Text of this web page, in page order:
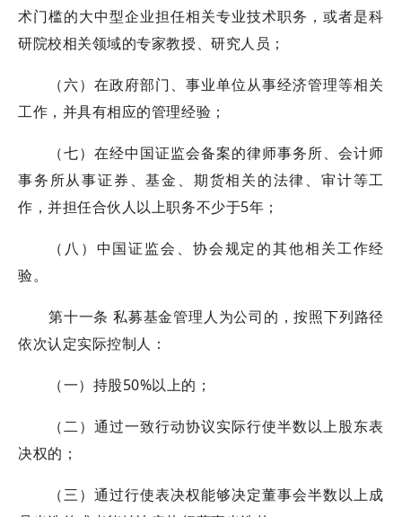
术门槛的大中型企业担任相关专业技术职务，或者是科
研院校相关领域的专家教授、研究人员；
（六）在政府部门、事业单位从事经济管理等相关
工作，并具有相应的管理经验；
（七）在经中国证监会备案的律师事务所、会计师
事务所从事证券、基金、期货相关的法律、审计等工
作，并担任合伙人以上职务不少于5年；
（八）中国证监会、协会规定的其他相关工作经
验。
第十一条 私募基金管理人为公司的，按照下列路径
依次认定实际控制人：
（一）持股50%以上的；
（二）通过一致行动协议实际行使半数以上股东表
决权的；
（三）通过行使表决权能够决定董事会半数以上成